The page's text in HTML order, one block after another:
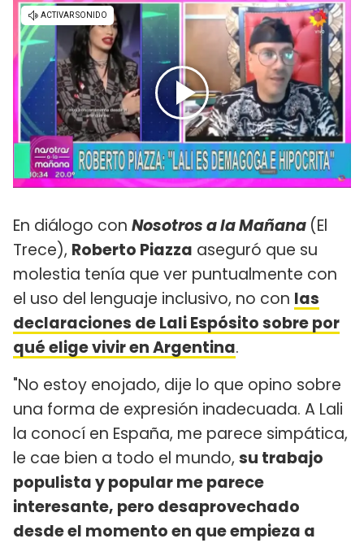
En diálogo con Nosotros a la Mañana (El
Trece), Roberto Piazza aseguró que su
molestia tenía que ver puntualmente con
el uso del lenguaje inclusivo, no con las
declaraciones de Lali Espósito sobre por
qué elige vivir en Argentina.
"No estoy enojado, dije lo que opino sobre
una forma de expresión inadecuada. A Lali
la conocí en España, me parece simpática,
le cae bien a todo el mundo, su trabajo
populista y popular me parece
interesante, pero desaprovechado
desde el momento en que empieza a